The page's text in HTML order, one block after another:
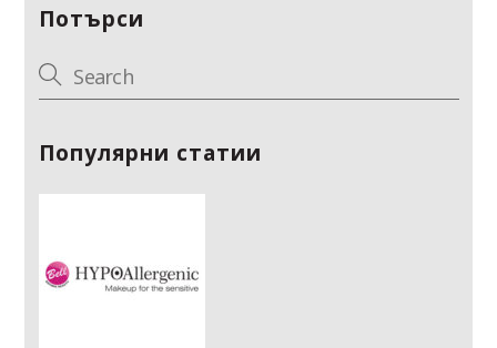
Потърси
Популярни статии